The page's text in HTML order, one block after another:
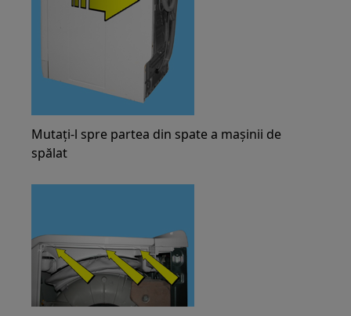
Mutați-l spre partea din spate a mașinii de
spălat